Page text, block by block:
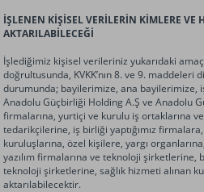
İŞLENEN KİŞİSEL VERİLERİN KİMLERE VE
AKTARILABİLECEĞİ
İşlediğimiz kişisel verileriniz yukarıdaki
doğrultusunda, KVKK’nın 8. ve 9. maddeleri
durumunda; bayilerimize, ana bayilerimize,
Anadolu Güçbirliği Holding A.Ş ve Anadolu
firmalarına, yurtiçi ve kurulu iş ortaklarına
tedarikçilerine, iş birliği yaptığımız
kuruluşlarına, özel kişilere, yargı
yazılım firmalarına ve teknoloji şirketlerine,
teknoloji şirketlerine, sağlık hizmeti alınan
aktarılabilecektir.